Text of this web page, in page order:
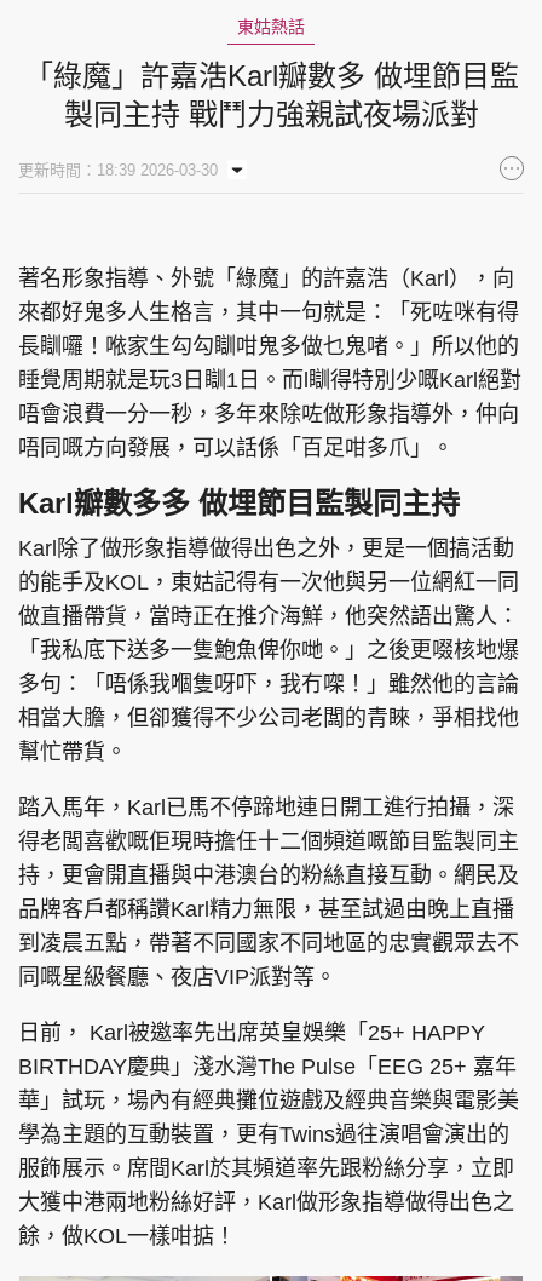
東姑熱話
「綠魔」許嘉浩Karl瓣數多 做埋節目監
製同主持 戰鬥力強親試夜場派對
更新時間：18:39 2026-03-30
著名形象指導、外號「綠魔」的許嘉浩（Karl），向
來都好鬼多人生格言，其中一句就是：「死咗咪有得
長瞓囉！𠵱家生勾勾瞓咁鬼多做乜鬼啫。」所以他的
睡覺周期就是玩3日瞓1日。而l瞓得特別少嘅Karl絕對
唔會浪費一分一秒，多年來除咗做形象指導外，仲向
唔同嘅方向發展，可以話係「百足咁多爪」。
Karl瓣數多多 做埋節目監製同主持
Karl除了做形象指導做得出色之外，更是一個搞活動
的能手及KOL，東姑記得有一次他與另一位網紅一同
做直播帶貨，當時正在推介海鮮，他突然語出驚人：
「我私底下送多一隻鮑魚俾你哋。」之後更啜核地爆
多句：「唔係我嗰隻呀吓，我冇㗎！」雖然他的言論
相當大膽，但卻獲得不少公司老闆的青睞，爭相找他
幫忙帶貨。
踏入馬年，Karl已馬不停蹄地連日開工進行拍攝，深
得老闆喜歡嘅佢現時擔任十二個頻道嘅節目監製同主
持，更會開直播與中港澳台的粉絲直接互動。網民及
品牌客戶都稱讚Karl精力無限，甚至試過由晚上直播
到凌晨五點，帶著不同國家不同地區的忠實觀眾去不
同嘅星級餐廳、夜店VIP派對等。
日前， Karl被邀率先出席英皇娛樂「25+ HAPPY
BIRTHDAY慶典」淺水灣The Pulse「EEG 25+ 嘉年
華」試玩，場內有經典攤位遊戲及經典音樂與電影美
學為主題的互動裝置，更有Twins過往演唱會演出的
服飾展示。席間Karl於其頻道率先跟粉絲分享，立即
大獲中港兩地粉絲好評，Karl做形象指導做得出色之
餘，做KOL一樣咁掂！